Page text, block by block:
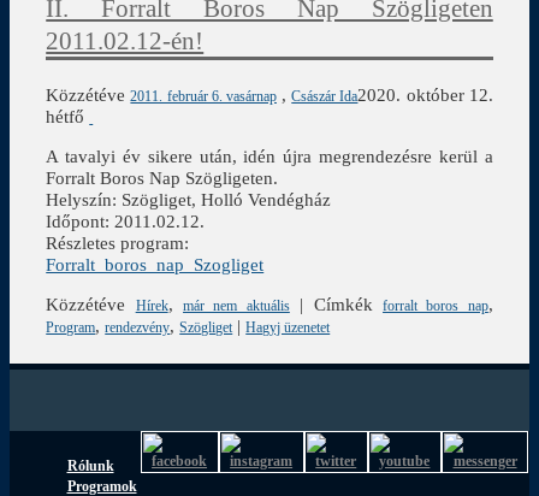
II. Forralt Boros Nap Szögligeten
2011.02.12-én!
Közzétéve2011. február 6. vasárnap ,Császár Ida2020. október 12.
hétfő
A tavalyi év sikere után, idén újra megrendezésre kerül a
Forralt Boros Nap Szögligeten.
Helyszín: Szögliget, Holló Vendégház
Időpont: 2011.02.12.
Részletes program:
Forralt_boros_nap_Szogliget
Közzétéve
Hírek,már nem aktuális| Címkék forralt boros nap,
Program,rendezvény,Szögliget |Hagyj üzenetet
Rólunk
Programok